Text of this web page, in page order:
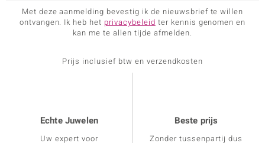
Met deze aanmelding bevestig ik de nieuwsbrief te willen
ontvangen. Ik heb het privacybeleid ter kennis genomen en
kan me te allen tijde afmelden.
Prijs inclusief btw en verzendkosten
Echte Juwelen
Uw expert voor
Beste prijs
Zonder tussenpartij dus